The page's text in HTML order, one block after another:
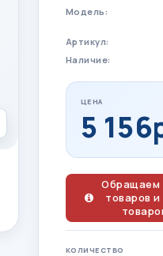
Модель:
Артикул:
Наличие:
ЦЕНА
5
Обращаем
товаров
КОЛИЧЕСТВО